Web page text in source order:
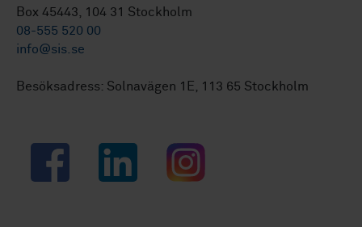
Box 45443, 104 31 Stockholm
08-555 520 00
info@sis.se
Besöksadress: Solnavägen 1E, 113 65 Stockholm
Facebook LinkedIn Instagram